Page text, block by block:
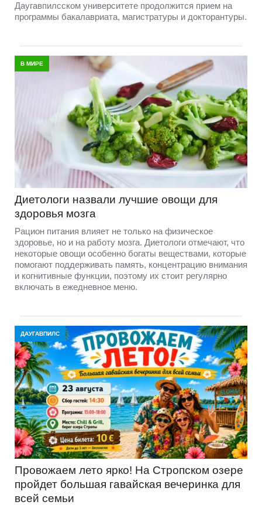
Даугавпилсском университете продолжится прием на
программы бакалавриата, магистратуры и докторантуры.
В МИРЕ
Диетологи назвали лучшие овощи для
здоровья мозга
Рацион питания влияет не только на физическое
здоровье, но и на работу мозга. Диетологи отмечают, что
некоторые овощи особенно богаты веществами, которые
помогают поддерживать память, концентрацию внимания
и когнитивные функции, поэтому их стоит регулярно
включать в ежедневное меню.
ДАУГАВПИЛС
Провожаем лето ярко! На Стропском озере
пройдет большая гавайская вечеринка для
всей семьи